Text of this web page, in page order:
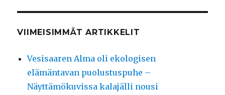
VIIMEISIMMÄT ARTIKKELIT
Vesisaaren Alma oli ekologisen
elämäntavan puolustuspuhe –
Näyttämökuvissa kalajälli nousi